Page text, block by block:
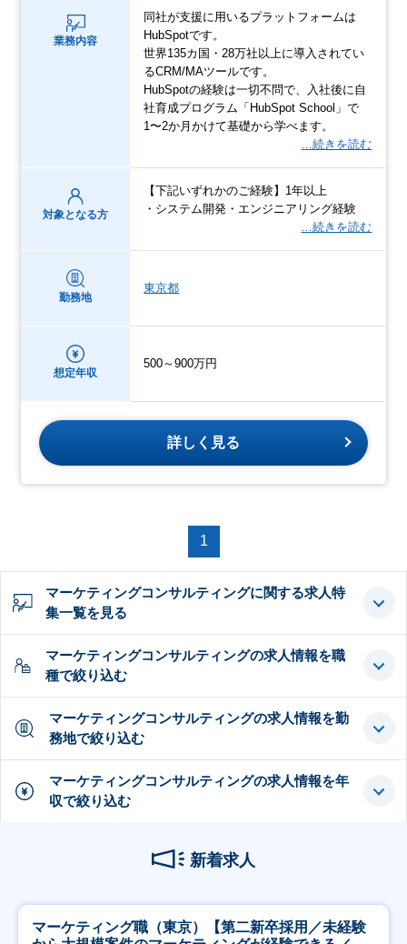
業務内容
同社が支援に用いるプラットフォームは
HubSpotです。
世界135カ国・28万社以上に導入されてい
るCRM/MAツールです。
HubSpotの経験は一切不問で、入社後に自
社育成プログラム「HubSpot School」で
1〜2か月かけて基礎から学べます。
…続きを読む
対象となる方
【下記いずれかのご経験】1年以上
・システム開発・エンジニアリング経験
…続きを読む
勤務地
東京都
想定年収
500～900万円
詳しく見る
1
マーケティングコンサルティングに関する求人特
集一覧を見る
マーケティングコンサルティングの求人情報を職
種で絞り込む
マーケティングコンサルティングの求人情報を勤
務地で絞り込む
マーケティングコンサルティングの求人情報を年
収で絞り込む
新着求人
マーケティング職（東京）【第二新卒採用／未経験